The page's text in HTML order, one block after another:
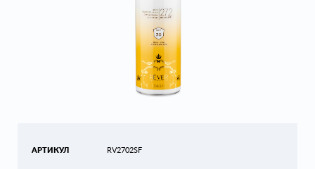
АРТИКУЛ RV2702SF